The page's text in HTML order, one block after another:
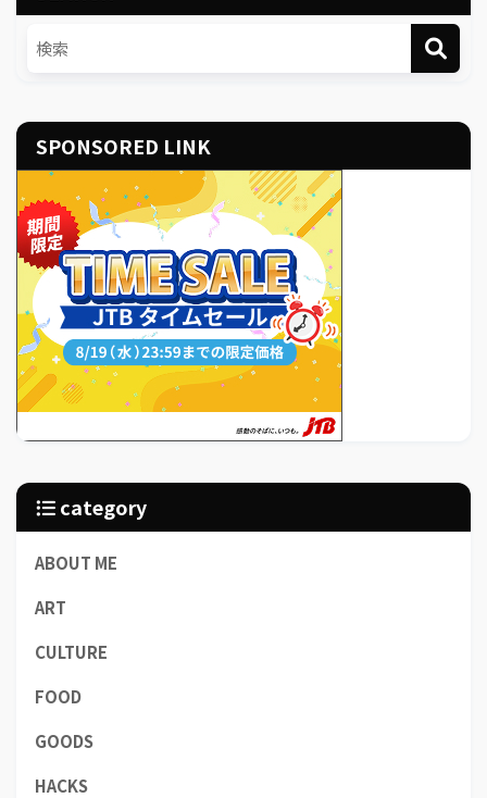
SPONSORED LINK
category
ABOUT ME
ART
CULTURE
FOOD
GOODS
HACKS